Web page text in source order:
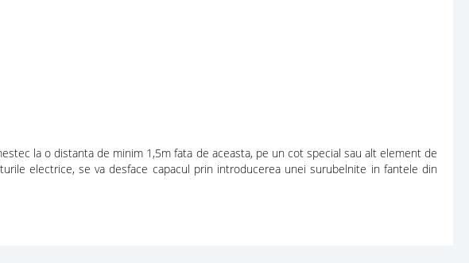
la o distanta de minim 1,5m fata de aceasta, pe un cot special sau alt element de
electrice, se va desface capacul prin introducerea unei surubelnite in fantele din